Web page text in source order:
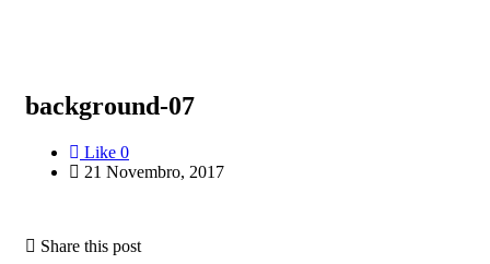
background-07
Like 0
21 Novembro, 2017
Share this post